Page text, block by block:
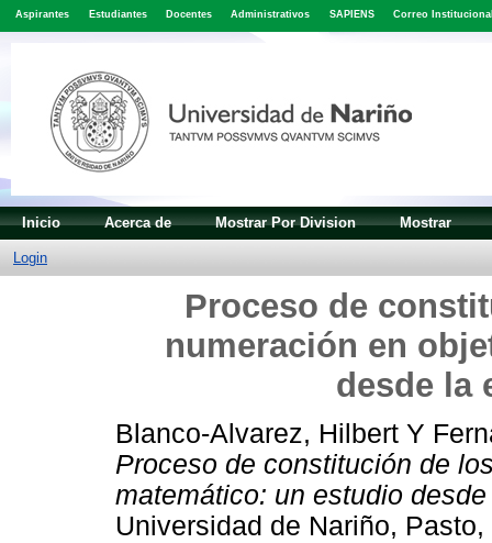
Aspirantes Estudiantes Docentes Administrativos SAPIENS Correo
Inicio Acerca de Mostrar Por Division Mostrar
Login
Proceso de
numeración en
desde la
Blanco-Alvarez, Hilbert Y
Proceso de constitución de
matemático: un estudio
Universidad de Nariño,